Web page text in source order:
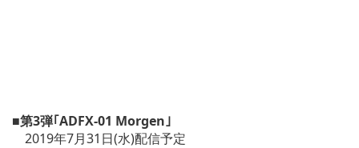
■第3弾｢ADFX-01 Morgen｣
2019年7月31日(水)配信予定